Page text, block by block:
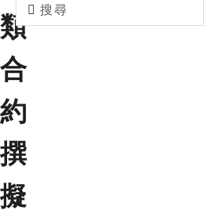
類
合
約
撰
擬